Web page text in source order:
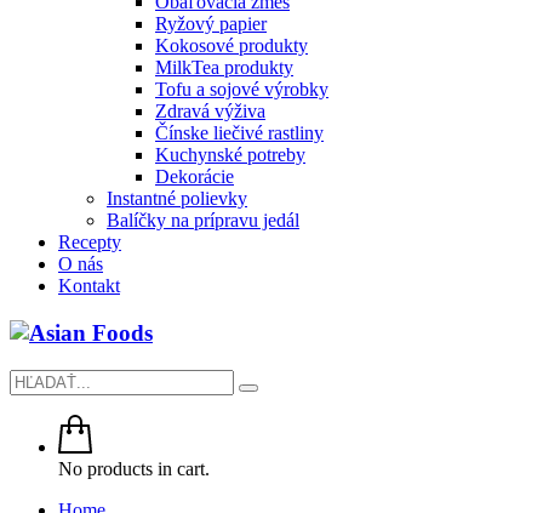
Ryžový papier
Kokosové produkty
MilkTea produkty
Tofu a sojové výrobky
Zdravá výživa
Čínske liečivé rastliny
Kuchynské potreby
Dekorácie
Instantné polievky
Balíčky na prípravu jedál
Recepty
O nás
Kontakt
No products in cart.